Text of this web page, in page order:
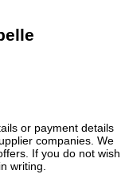
or payment details
companies. We
If you do not wish
writing.